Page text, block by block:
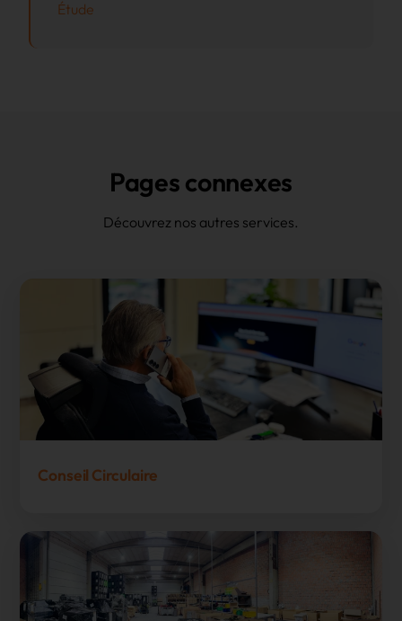
Étude
Pages connexes
Découvrez nos autres services.
Conseil Circulaire